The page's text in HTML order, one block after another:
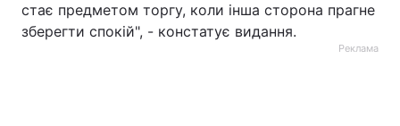
стає предметом торгу, коли інша сторона прагне
зберегти спокій", - констатує видання.
Реклама